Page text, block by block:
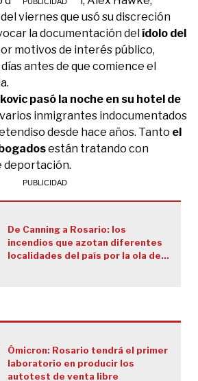
viernes que usó su discreción
la documentación delídolo del
motivos de interés público,
antes de que comience el
pasó la noche en su hotel de
inmigrantes indocumentados
desde hace años. Tanto el
están tratando con
deportación.
De Canning a Rosario: los
incendios que azotan diferentes
localidades del país por la ola de
Ómicron: Rosario tendrá el primer
laboratorio en producir los
autotest de venta libre